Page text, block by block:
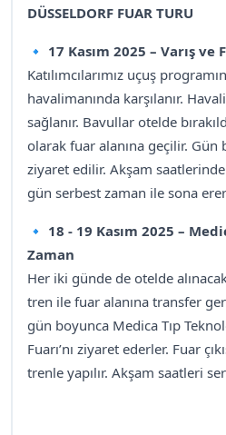
DÜSSELDORF FUAR TURU
🔹 17 Kasım 2025 – Varış
Katılımcılarımız uçuş
havalimanında karşılanır.
sağlanır. Bavullar otelde
olarak fuar alanına geçilir. Gün
ziyaret edilir. Akşam
gün serbest zaman ile sona
🔹 18 - 19 Kasım 2025 –
Zaman
Her iki günde de otelde
tren ile fuar alanına transfer
gün boyunca Medica Tıp
Fuarı’nı ziyaret ederler. Fuar
trenle yapılır. Akşam saatleri